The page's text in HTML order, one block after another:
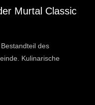
Murtal Classic
des
Kulinarische